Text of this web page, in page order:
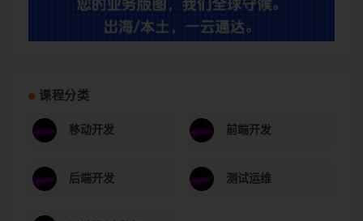
课程分类
移动开发 前端开发
后端开发 测试运维